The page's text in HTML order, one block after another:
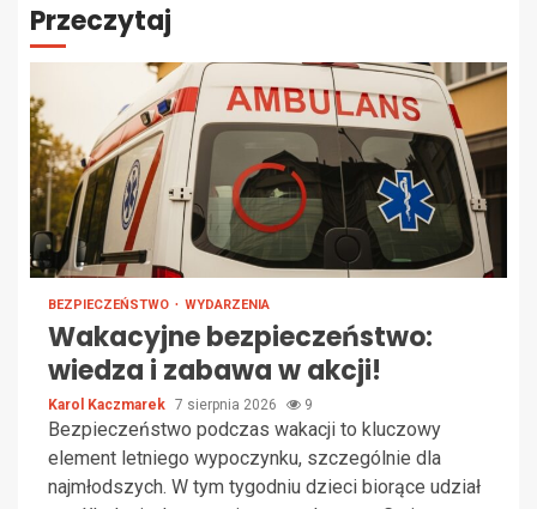
Przeczytaj
BEZPIECZEŃSTWO WYDARZENIA
Wakacyjne bezpieczeństwo:
wiedza i zabawa w akcji!
Karol Kaczmarek 7 sierpnia 2026 9
Bezpieczeństwo podczas wakacji to kluczowy
element letniego wypoczynku, szczególnie dla
najmłodszych. W tym tygodniu dzieci biorące udział